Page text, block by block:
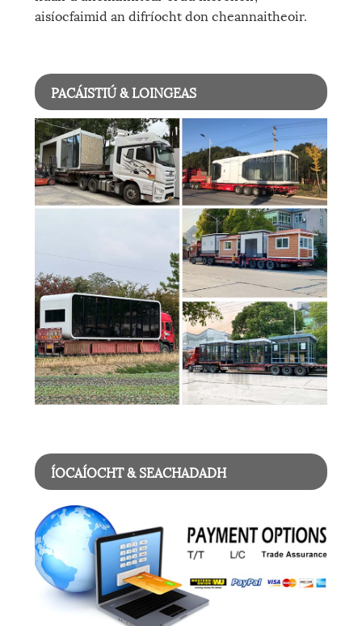
aisíocfaimid an difríocht don cheannaitheoir.
PACÁISTIÚ & LOINGEAS
ÍOCAÍOCHT & SEACHADADH